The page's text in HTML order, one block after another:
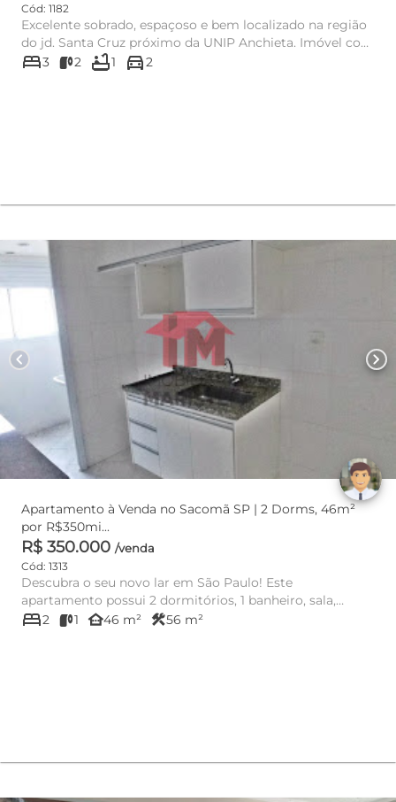
Cód: 1182
Excelente sobrado, espaçoso e bem localizado na região
do jd. Santa Cruz próximo da UNIP Anchieta. Imóvel com
3 dormit...
bed3 2 bathtub1 directions_car2
chevron_left chevron_right
Apartamento à Venda no Sacomã SP | 2 Dorms, 46m²
por R$350mi...
R$ 350.000 /venda
Cód: 1313
Descubra o seu novo lar em São Paulo! Este
apartamento possui 2 dormitórios, 1 banheiro, sala,
cozinha americana c...
bed2 1 other_houses46 m² construction56 m²